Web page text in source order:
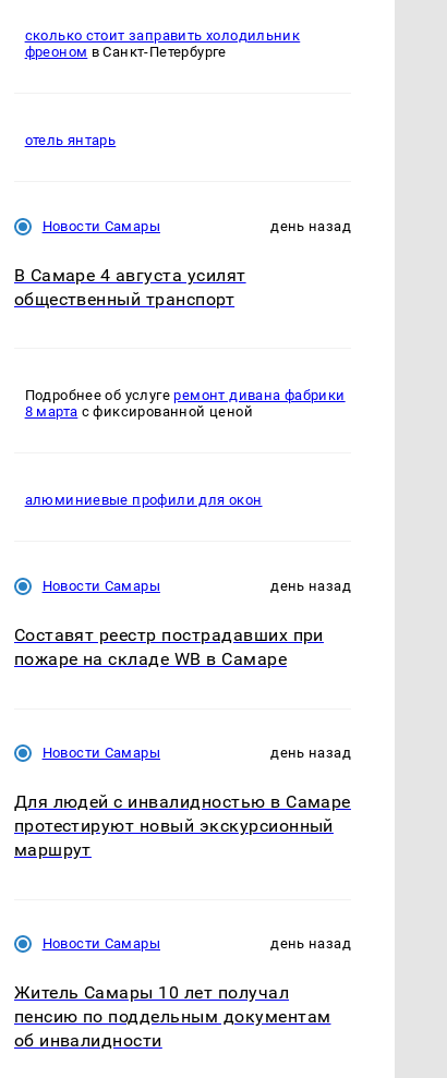
готовую еду из
жестокое убийство
сколько стоит заправить холодильник
фреоном в Санкт-Петербурге
отель янтарь
Новости Самары день назад
В Самаре 4 августа усилят
общественный транспорт
Подробнее об услугеремонт дивана фабрики
8 марта с фиксированной ценой
алюминиевые профили для окон
Новости Самары день назад
Составят реестр пострадавших при
пожаре на складе WB в Самаре
Новости Самары день назад
Для людей с инвалидностью в Самаре
протестируют новый экскурсионный
маршрут
Новости Самары день назад
Житель Самары 10 лет получал
пенсию по поддельным документам
об инвалидности